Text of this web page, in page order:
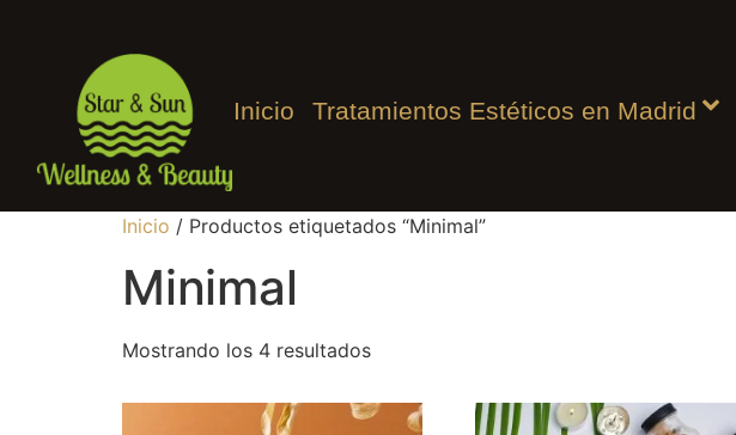
Inicio Tratamientos Estéticos en Madrid
Inicio / Productos etiquetados “Minimal”
Minimal
Mostrando los 4 resultados